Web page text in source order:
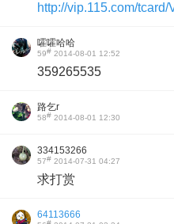
http://vip.115.com/
嚯嚯哈哈
59# 2014-08-01 12:52
359265535
路乞r
58# 2014-08-01 12:30
334153266
57# 2014-07-31 04:27
求打赏
64113666